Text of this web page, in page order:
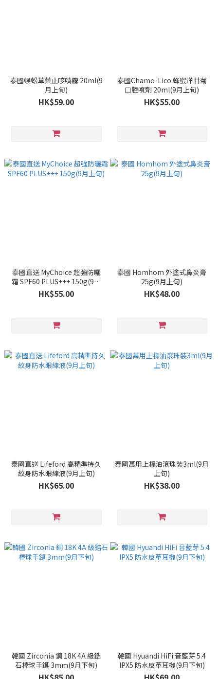
泰國蜈蚣草藥止咳噴霧 20ml(9
月上旬)
HK$59.00
泰國Chamo-Lico 蜂蜜洋甘菊
口腔噴劑 20ml(9月上旬)
HK$55.00
泰國直送 MyChoice 超強防曬
霜 SPF60 PLUS+++ 150g(9月
上旬)
HK$55.00
泰國 Homhom 外塗式鼻炎膏
25g(9月上旬)
HK$48.00
泰國直送 Lifeford 高精準持久
紋身防水眼線液(9月上旬)
HK$65.00
泰國萬用上標油滾珠裝3ml(9月
上旬)
HK$38.00
韓國 Zirconia 銅 18K 4A 級鋯
石棒球手鏈 3mm(9月下旬)
韓國 Hyuandi HiFi 音藍芽 5.4
IPX5 防水皮革耳機(9月下旬)